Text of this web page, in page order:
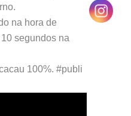
na hora de
segundos na
100%. #publi